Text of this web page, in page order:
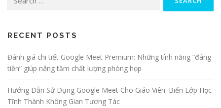
for:
RECENT POSTS
Đánh giá chi tiết Google Meet Premium: Những tính năng “đáng
tiền” giúp nâng tầm chất lượng phòng họp
Hướng Dẫn Sử Dụng Google Meet Cho Giáo Viên: Biến Lớp Học
Tĩnh Thành Không Gian Tương Tác